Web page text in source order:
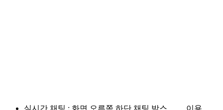
실시간 채팅 : 화면 오른쪽 하단 채팅 박스 이용